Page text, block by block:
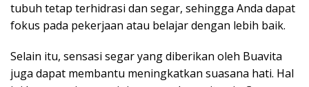
tubuh tetap terhidrasi dan segar, sehingga Anda dapat
fokus pada pekerjaan atau belajar dengan lebih baik.
Selain itu, sensasi segar yang diberikan oleh Buavita
juga dapat membantu meningkatkan suasana hati. Hal